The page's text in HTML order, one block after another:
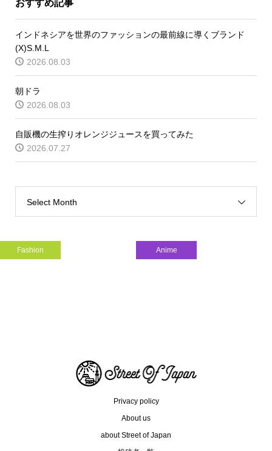
おすすめ記事
インドネシアを世界のファッションの最前線に導くブランド
(X)S.M.L
2026.08.03
朝ドラ
2026.08.03
自販機の生搾りオレンジジュースを買ってみた
2026.07.27
Select Month
Fashion Anime
Privacy policy
About us
about Street of Japan